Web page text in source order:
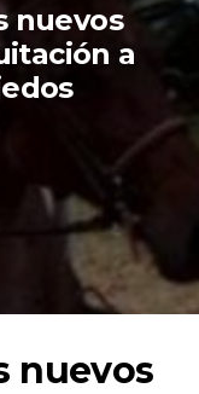
nuevos
a
nuevos